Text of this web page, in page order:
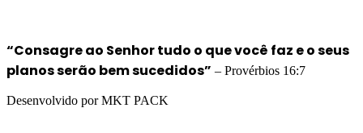
“Consagre ao Senhor tudo o que você faz e o seus
planos serão bem sucedidos” – Provérbios 16:7
Desenvolvido por MKT PACK